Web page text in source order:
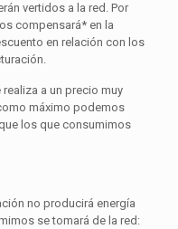
vertidos a la red. Por
compensará* en la
en relación con los
a un precio muy
máximo podemos
los que consumimos
no producirá energía
se tomará de la red: